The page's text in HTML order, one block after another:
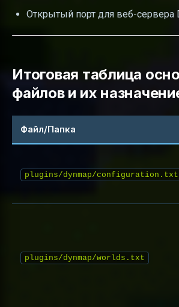
Открытый порт для веб-сервера
Итоговая таблица
файлов и их
Файл/Папка
plugins/dynmap/configuration.txt
plugins/dynmap/worlds.txt